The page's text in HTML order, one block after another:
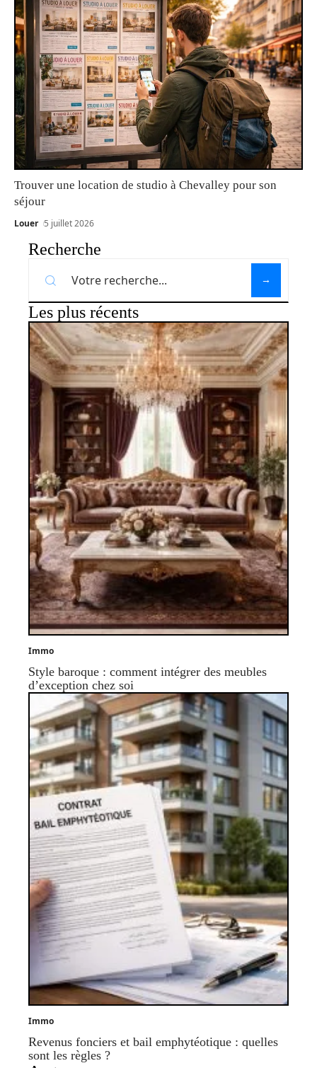
Trouver une location de studio à Chevalley pour son
séjour
Louer 5 juillet 2026
Recherche
Les plus récents
Immo
Style baroque : comment intégrer des meubles
d’exception chez soi
Immo
Revenus fonciers et bail emphytéotique : quelles
sont les règles ?